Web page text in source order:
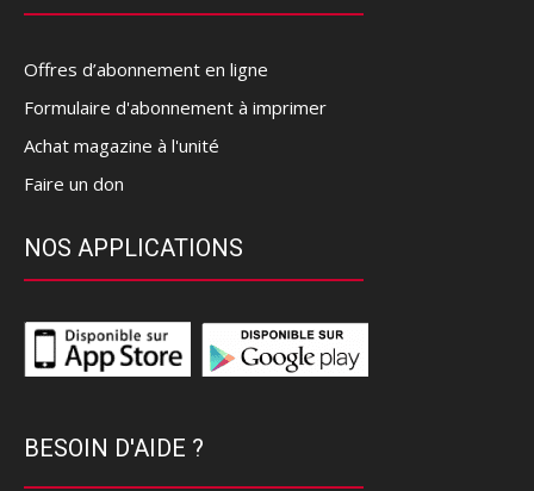
Offres d’abonnement en ligne
Formulaire d'abonnement à imprimer
Achat magazine à l'unité
Faire un don
NOS APPLICATIONS
BESOIN D'AIDE ?